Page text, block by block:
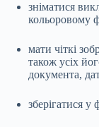
зніматися
кольоровому
мати чіткі
також усіх
документа,
зберігатися